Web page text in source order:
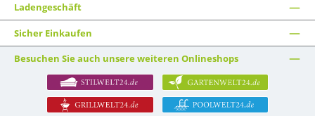
Ladengeschäft
Sicher Einkaufen
Besuchen Sie auch unsere weiteren Onlineshops